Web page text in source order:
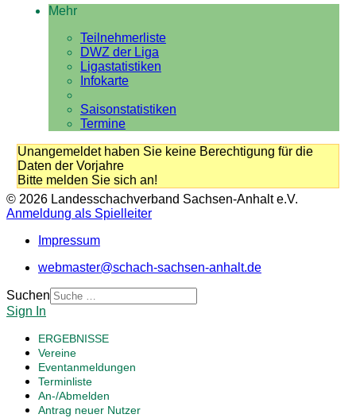
Mehr
Teilnehmerliste
DWZ der Liga
Ligastatistiken
Infokarte
Saisonstatistiken
Termine
Unangemeldet haben Sie keine Berechtigung für die
Daten der Vorjahre
Bitte melden Sie sich an!
© 2026 Landesschachverband Sachsen-Anhalt e.V.
Anmeldung als Spielleiter
Impressum
webmaster@schach-sachsen-anhalt.de
Suchen
Sign In
ERGEBNISSE
Vereine
Eventanmeldungen
Terminliste
An-/Abmelden
Antrag neuer Nutzer